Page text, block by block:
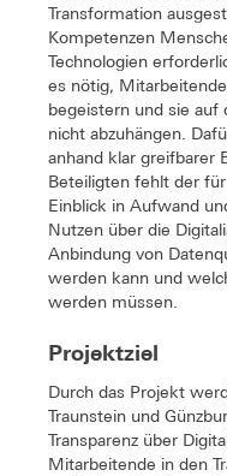
Transformation
Kompetenzen
Technologien
es nötig,
begeistern und sie
nicht abzuhängen.
anhand klar greifbarer
Beteiligten fehlt der
Einblick in Aufwand
Nutzen über die
Anbindung von
werden kann und
werden müssen.
Projektziel
Durch das Projekt
Traunstein und
Transparenz über
Mitarbeitende in den